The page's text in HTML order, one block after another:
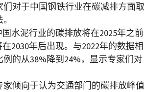
对于中国钢铁行业在碳减排方面取
水泥行业的碳排放将在2025年之前
2030年后出现。与2022年的数据相
的从38%降到24%，显示专家们对
倾向于认为交通部门的碳排放峰值